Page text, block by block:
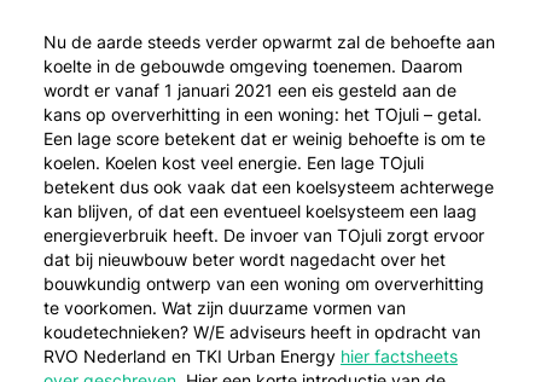
Nu de aarde steeds verder opwarmt zal de behoefte aan
koelte in de gebouwde omgeving toenemen. Daarom
wordt er vanaf 1 januari 2021 een eis gesteld aan de
kans op oververhitting in een woning: het TOjuli – getal.
Een lage score betekent dat er weinig behoefte is om te
koelen. Koelen kost veel energie. Een lage TOjuli
betekent dus ook vaak dat een koelsysteem achterwege
kan blijven, of dat een eventueel koelsysteem een laag
energieverbruik heeft. De invoer van TOjuli zorgt ervoor
dat bij nieuwbouw beter wordt nagedacht over het
bouwkundig ontwerp van een woning om oververhitting
te voorkomen. Wat zijn duurzame vormen van
koudetechnieken? W/E adviseurs heeft in opdracht van
RVO Nederland en TKI Urban Energy hier factsheets